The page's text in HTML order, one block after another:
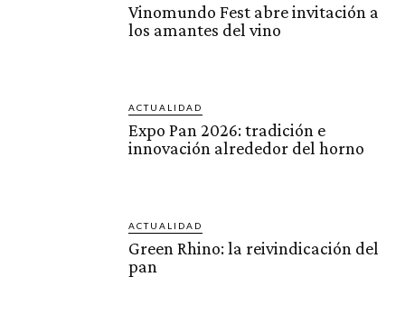
Vinomundo Fest abre invitación a
los amantes del vino
ACTUALIDAD
Expo Pan 2026: tradición e
innovación alrededor del horno
ACTUALIDAD
Green Rhino: la reivindicación del
pan